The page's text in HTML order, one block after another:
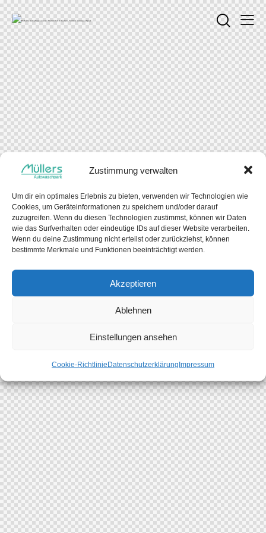
Zustimmung verwalten
Um dir ein optimales Erlebnis zu bieten, verwenden wir Technologien wie
Cookies, um Geräteinformationen zu speichern und/oder darauf
zuzugreifen. Wenn du diesen Technologien zustimmst, können wir Daten
wie das Surfverhalten oder eindeutige IDs auf dieser Website verarbeiten.
Wenn du deine Zustimmung nicht erteilst oder zurückziehst, können
bestimmte Merkmale und Funktionen beeinträchtigt werden.
Akzeptieren
Ablehnen
Einstellungen ansehen
Cookie-RichtlinieDatenschutzerklärungImpressum